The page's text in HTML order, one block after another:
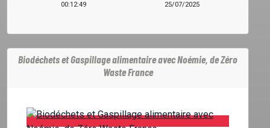
00:12:49
25/07/2025
Biodéchets et Gaspillage alimentaire avec Noémie, de Zéro
Waste France